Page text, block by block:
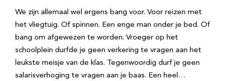
We zijn allemaal wel ergens bang voor. Voor reizen met
het vliegtuig. Of spinnen. Een enge man onder je bed. Of
bang om afgewezen te worden. Vroeger op het
schoolplein durfde je geen verkering te vragen aan het
leukste meisje van de klas. Tegenwoordig durf je geen
salarisverhoging te vragen aan je baas. Een heel…